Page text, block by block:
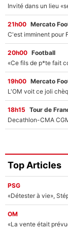
21h00 Mercato
20h00 Football
19h00 Mercato
18h15 Tour de
Top Articles
PSG
«Détester à vie»,
OM
«La vente était